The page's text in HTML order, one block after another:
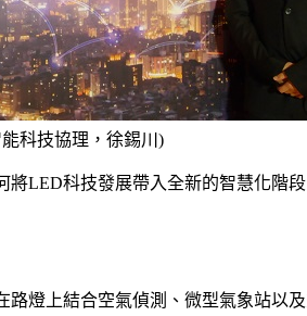
科技協理，徐錫川)
LED科技發展帶入全新的智慧化階
燈上結合空氣偵測、微型氣象站以